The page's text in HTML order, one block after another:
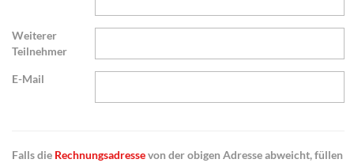
Weiterer
Teilnehmer
E-Mail
Falls die Rechnungsadressevon der obigen Adresse abweicht, füllen